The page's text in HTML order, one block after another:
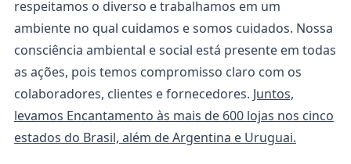
respeitamos o diverso e trabalhamos em um
ambiente no qual cuidamos e somos cuidados. Nossa
consciência ambiental e social está presente em todas
as ações, pois temos compromisso claro com os
colaboradores, clientes e fornecedores. Juntos,
levamos Encantamento às mais de 600 lojas nos cinco
estados do Brasil, além de Argentina e Uruguai.